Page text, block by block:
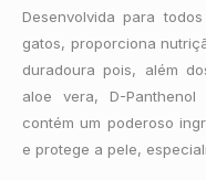
Desenvolvida para
gatos, proporciona
duradoura pois, além
aloe vera, D-
contém um poderoso
e protege a pele,